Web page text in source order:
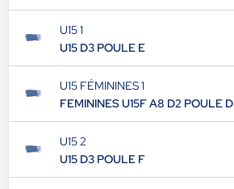
U15 1
U15 D3 POULE E
U15 FÉMININES 1
FEMININES U15F A8 D2 POULE D
U15 2
U15 D3 POULE F